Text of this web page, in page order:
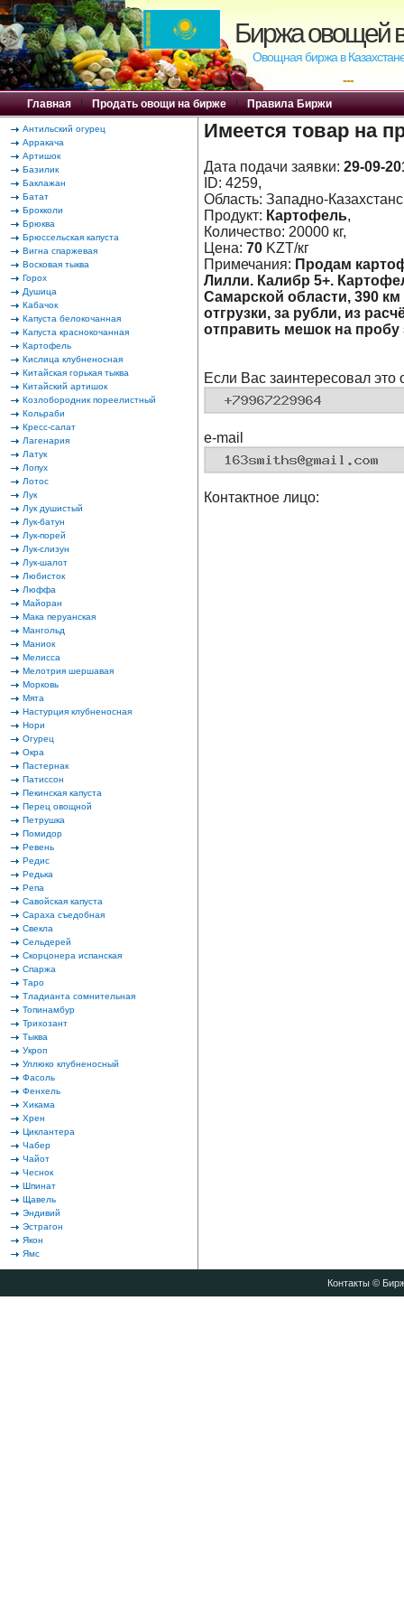
Биржа овощей
Овощная биржа в
---
Главная | Продать овощи на бирже | Правила Биржи
Антильский огурец
Арракача
Артишок
Базилик
Баклажан
Батат
Брокколи
Брюква
Брюссельская капуста
Вигна спаржевая
Восковая тыква
Горох
Душица
Кабачок
Капуста белокочанная
Капуста краснокочанная
Картофель
Кислица клубненосная
Китайская горькая тыква
Китайский артишок
Козлобородник пореелистный
Кольраби
Кресс-салат
Лагенария
Латук
Лопух
Лотос
Лук
Лук душистый
Лук-батун
Лук-порей
Лук-слизун
Лук-шалот
Любисток
Люффа
Майоран
Мака перуанская
Мангольд
Маниок
Мелисса
Мелотрия шершавая
Морковь
Мята
Настурция клубненосная
Нори
Огурец
Окра
Пастернак
Патиссон
Пекинская капуста
Перец овощной
Петрушка
Помидор
Ревень
Редис
Редька
Репа
Савойская капуста
Сараха съедобная
Свекла
Сельдерей
Скорцонера испанская
Спаржа
Таро
Тладианта сомнительная
Топинамбур
Трихозант
Тыква
Укроп
Уллюко клубненосный
Фасоль
Фенхель
Хикама
Хрен
Циклантера
Чабер
Чайот
Чеснок
Шпинат
Щавель
Эндивий
Эстрагон
Якон
Ямс
Имеется товар на
Дата подачи заявки: 29-09-
ID: 4259,
Область: Западно-
Продукт: Картофель,
Количество: 20000 кг,
Цена: 70 KZT/кг
Примечания: Продам
Лилли. Калибр 5+.
Самарской области, 390
отгрузки, за рубли, из
отправить мешок на пробу
Если Вас заинтересовал это
e-mail
Контактное лицо:
Контакты ©